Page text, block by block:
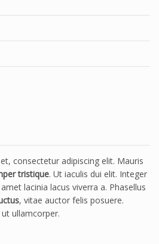
consectetur adipiscing elit. Mauris
tristique. Ut iaculis dui elit. Integer
lacinia lacus viverra a. Phasellus
, vitae auctor felis posuere.
ullamcorper.